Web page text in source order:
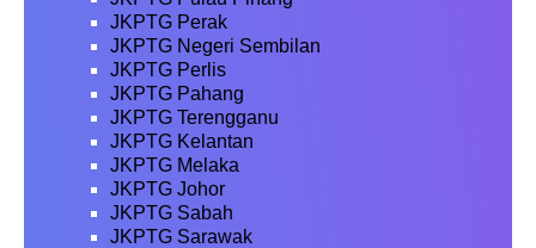
JKPTG Perak
JKPTG Negeri Sembilan
JKPTG Perlis
JKPTG Pahang
JKPTG Terengganu
JKPTG Kelantan
JKPTG Melaka
JKPTG Johor
JKPTG Sabah
JKPTG Sarawak